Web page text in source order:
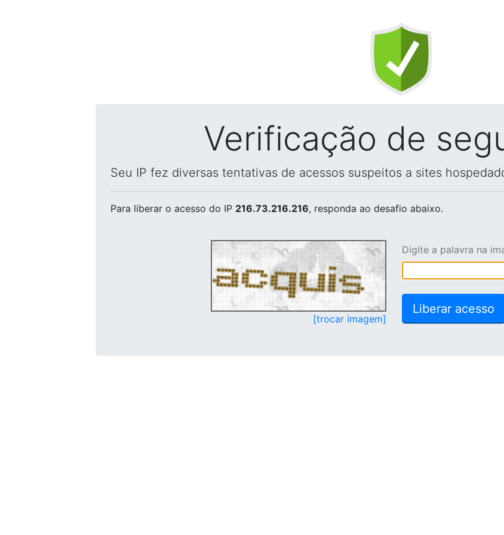
Verificação de
Seu IP fez diversas tentativas de acessos suspeitos a sites
Para liberar o acesso do IP 216.73.216.216, responda ao desafio abaixo.
[trocar imagem]
Digite a palavra na